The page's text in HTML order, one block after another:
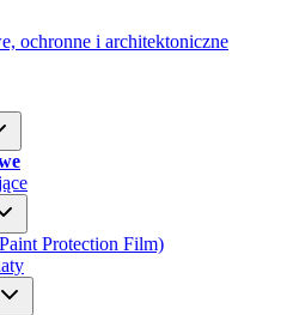
Protection Film)